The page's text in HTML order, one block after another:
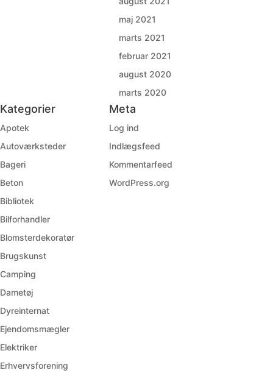
maj 2021
marts 2021
februar 2021
august 2020
marts 2020
Kategorier
Apotek
Autoværksteder
Bageri
Beton
Bibliotek
Bilforhandler
Blomsterdekoratør
Brugskunst
Camping
Dametøj
Dyreinternat
Ejendomsmægler
Elektriker
Erhvervsforening
Meta
Log ind
Indlægsfeed
Kommentarfeed
WordPress.org